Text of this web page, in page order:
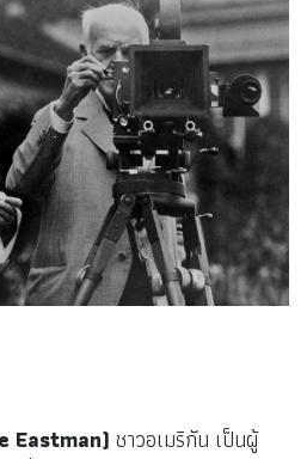
ล (Joseph Petzval) นักประดิษฐ์
ลนส์ถ่ายภาพสำหรับพอร์เทรตโดยใช้
เพื่อลดความผิดเพี้ยนของภาพจาก
ยว ซึ่งเลนส์ 4 ชิ้นได้รับความนิยม